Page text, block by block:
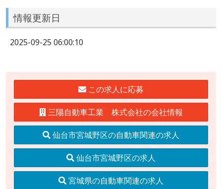
情報更新日
2025-09-25 06:00:10
この求人に応募
三陽自動車工業 株式会社の会社情報
仙台市宮城野区の自動車関連の求人
仙台市宮城野区の求人
宮城県の自動車関連の求人